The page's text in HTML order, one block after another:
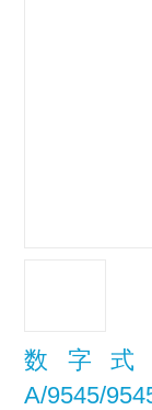
数字式
A/9545/